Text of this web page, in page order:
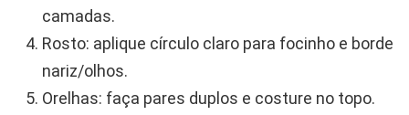
camadas.
Rosto: aplique círculo claro para focinho e borde
nariz/olhos.
Orelhas: faça pares duplos e costure no topo.